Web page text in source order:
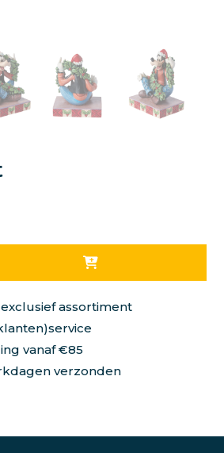
assortiment
vanaf €85
verzonden